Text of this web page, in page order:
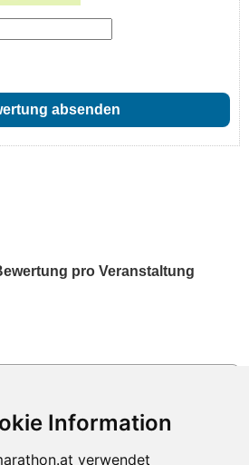
pro Veranstaltung